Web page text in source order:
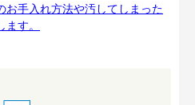
お手入れ方法や汚してしまった
す。